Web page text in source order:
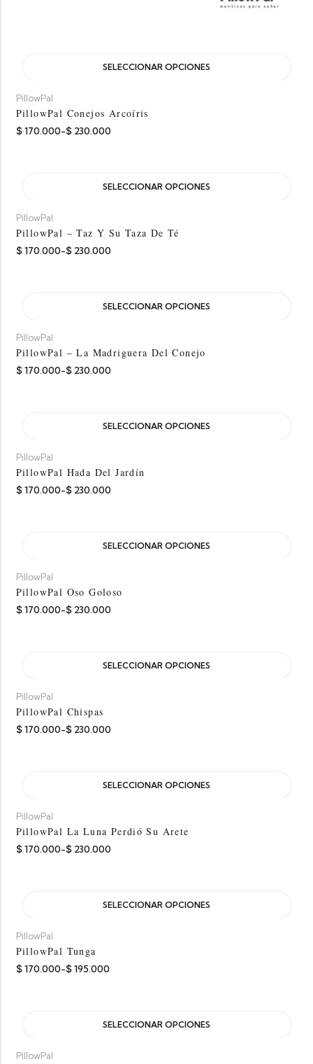
SELECCIONAR OPCIONES
PillowPal
PillowPal Conejos Arcoíris
$170.000-$230.000
SELECCIONAR OPCIONES
PillowPal
PillowPal – Taz Y Su Taza De Té
$170.000-$230.000
SELECCIONAR OPCIONES
PillowPal
PillowPal – La Madriguera Del Conejo
$170.000-$230.000
SELECCIONAR OPCIONES
PillowPal
PillowPal Hada Del Jardín
$170.000-$230.000
SELECCIONAR OPCIONES
PillowPal
PillowPal Oso Goloso
$170.000-$230.000
SELECCIONAR OPCIONES
PillowPal
PillowPal Chispas
$170.000-$230.000
SELECCIONAR OPCIONES
PillowPal
PillowPal La Luna Perdió Su Arete
$170.000-$230.000
SELECCIONAR OPCIONES
PillowPal
PillowPal Tunga
$170.000-$195.000
SELECCIONAR OPCIONES
PillowPal